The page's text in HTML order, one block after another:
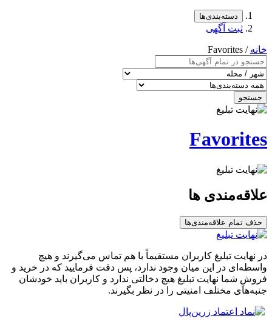
دسته‌بندی‌ها
ثبت آگهی
خانه / Favorites
جستجو
Favorites
علاقه‌مندی ها
حذف تمام علاقه‌مندی‌ها
در نهایت تبلیغ کاربران مستقیماً با هم تماس می‌گیرند و هیچ
واسطه‌ای در این میان وجود ندارد، پس دقت فرمایید که در خرید و
فروشِ شما نهایت تبلیغ هیچ دخالتی ندارد و کاربران باید خودشان
جنبه‌های مختلف امنیتی را در نظر بگیرند.